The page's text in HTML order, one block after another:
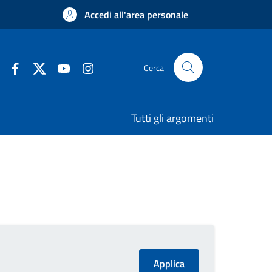
Accedi all'area personale
Cerca
Tutti gli argomenti